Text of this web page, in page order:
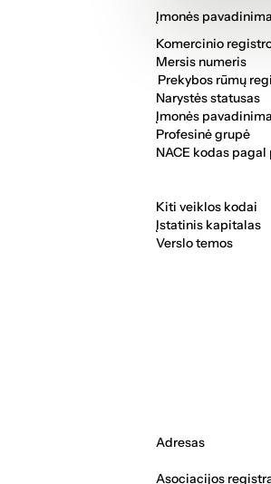
Įmonės
Komercinio
Mersis numeris
Prekybos rūmų
Narystės statusas
Įmonės
Profesinė grupė
NACE kodas
Kiti veiklos kodai
Įstatinis kapitalas
Verslo temos
Adresas
Asociacijos